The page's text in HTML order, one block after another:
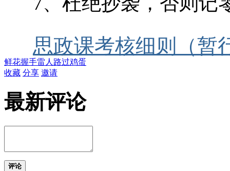
思政课考核细则（暂
鲜花握手雷人 路过鸡蛋
收藏 分享 邀请
最新评论
评论